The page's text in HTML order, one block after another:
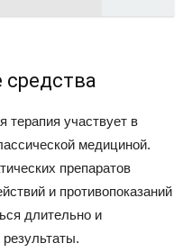
средства
терапия участвует в
медициной.
препаратов
и противопоказаний
длительно и